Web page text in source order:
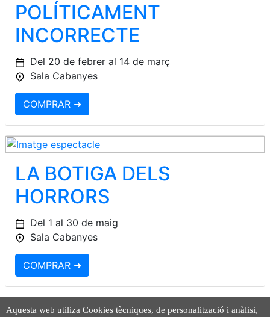
POLÍTICAMENT
INCORRECTE
Del 20 de febrer al 14 de març
Sala Cabanyes
COMPRAR ➜
LA BOTIGA DELS
HORRORS
Del 1 al 30 de maig
Sala Cabanyes
COMPRAR ➜
Aquesta web utiliza Cookies tècniques, de personalització i anàlisi,